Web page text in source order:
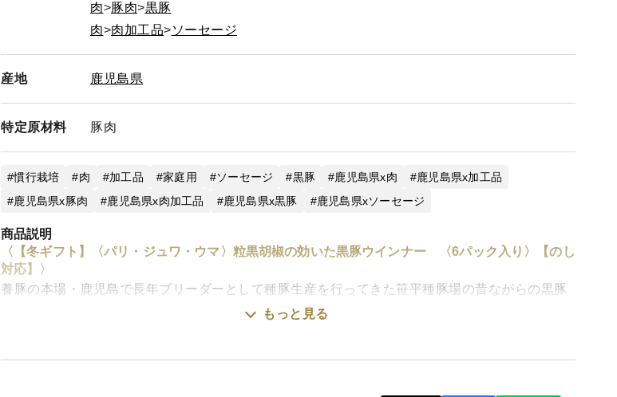
肉
豚肉
黒豚
肉
肉加工品 ソーセージ
産地 鹿児島県
特定原材料 豚肉
慣行栽培 肉 加工品 家庭用 ソーセージ 黒豚 鹿児島県x肉
鹿児島県x加工品
鹿児島県x豚肉
鹿児島県x肉加工品 鹿児島県x黒豚 鹿児島県xソーセージ
商品説明
〈【冬ギフト】〈パリ・ジュワ・ウマ〉粒黒胡椒の効いた黒豚ウインナー 〈6パック入り〉【のし
対応】〉
養豚の本場・鹿児島で長年ブリーダーとして種豚生産を行ってきた笹平種豚場の昔ながらの黒豚
を使用した黒豚ウィンナーです。黒豚の中でも希少な肉質に優れた在来の黒豚にこだわり、その
もっと見る